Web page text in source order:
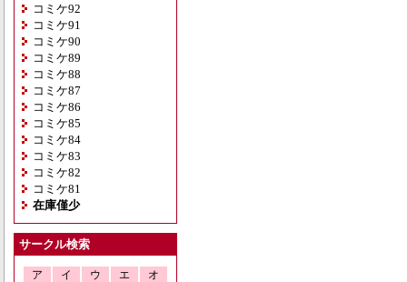
コミケ92
コミケ91
コミケ90
コミケ89
コミケ88
コミケ87
コミケ86
コミケ85
コミケ84
コミケ83
コミケ82
コミケ81
在庫僅少
サークル検索
ア イ ウ エ
オ